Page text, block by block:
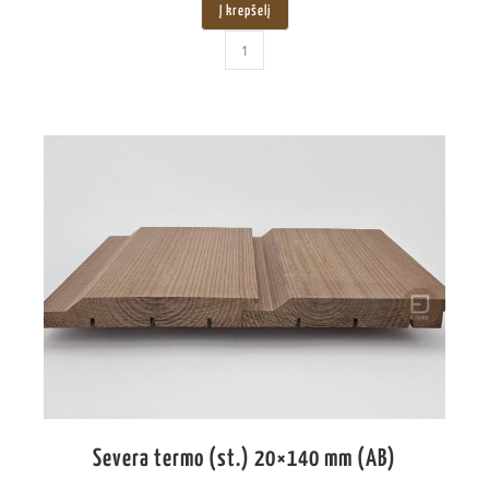
Į krepšelį
Severa termo (st.) 20×140 mm (AB)